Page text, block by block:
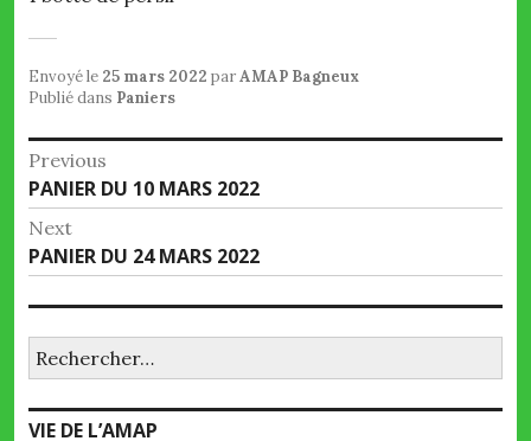
Envoyé le 25 mars 2022 parAMAP Bagneux
Publié dans Paniers
Navigation
de
l’article
Previous
Previous
post:
PANIER DU 10 MARS 2022
Next
Next
post:
PANIER DU 24 MARS 2022
VIE DE L’AMAP